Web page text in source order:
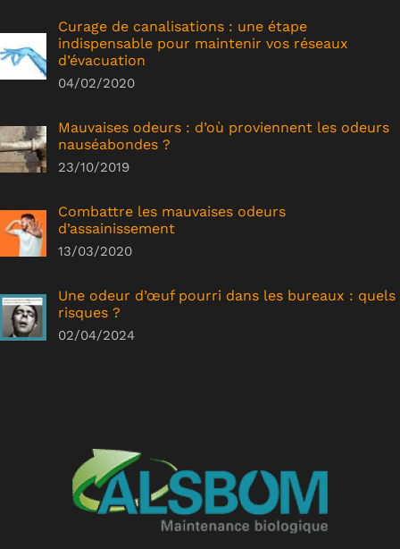
Curage de canalisations : une étape
indispensable pour maintenir vos réseaux
d’évacuation
04/02/2020
Mauvaises odeurs : d’où proviennent les odeurs
nauséabondes ?
23/10/2019
Combattre les mauvaises odeurs
d’assainissement
13/03/2020
Une odeur d’œuf pourri dans les bureaux : quels
risques ?
02/04/2024